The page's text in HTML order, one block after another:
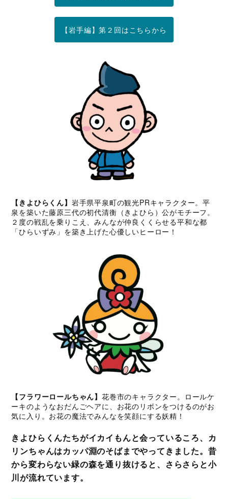
【岩手編】第２回はこちらから
【きよひらくん】 岩手県平泉町の観光PRキャラクター。平
泉を築いた藤原三代の初代清衡（きよひら）公がモチーフ。
２度の戦乱を乗りこえ、みんなが仲良くくらせる平和な都
「ひらいずみ」を築き上げた心優しいヒーロー！
【フラワーロールちゃん】花巻市のキャラクター。ロールケ
ーキのようなおだんごヘアに、お花のリボンをつけるのがお
気に入り。お花の魔法でみんなを笑顔にする妖精！
きよひらくんたちがイカイもんと会っているころ、カ
リンちゃんはカッパ淵のそばまでやってきました。昔
から変わらない緑の森を通り抜けると、さらさらと小
川が流れています。